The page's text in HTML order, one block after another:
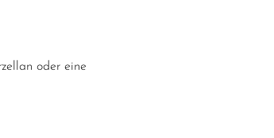
oder eine